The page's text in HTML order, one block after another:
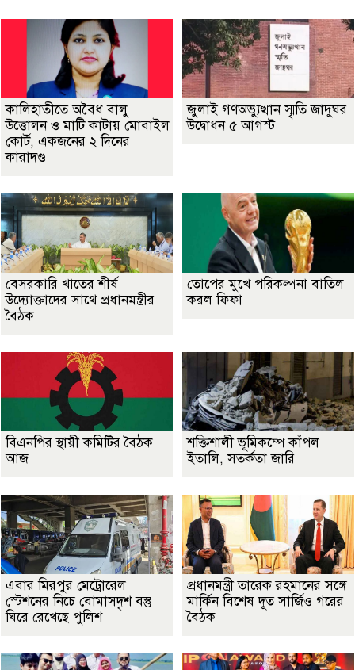
কালিহাতীতে অবৈধ বালু
উত্তোলন ও মাটি কাটায় মোবাইল
কোর্ট, একজনের ২ দিনের
কারাদণ্ড
জুলাই গণঅভ্যুত্থান স্মৃতি জাদুঘর
উদ্বোধন ৫ আগস্ট
বেসরকারি খাতের শীর্ষ
উদ্যোক্তাদের সাথে প্রধানমন্ত্রীর
বৈঠক
তোপের মুখে পরিকল্পনা বাতিল
করল ফিফা
বিএনপির স্থায়ী কমিটির বৈঠক
আজ
শক্তিশালী ভূমিকম্পে কাঁপল
ইতালি, সতর্কতা জারি
এবার মিরপুর মেট্রোরেল
স্টেশনের নিচে বোমাসদৃশ বস্তু
ঘিরে রেখেছে পুলিশ
প্রধানমন্ত্রী তারেক রহমানের সঙ্গে
মার্কিন বিশেষ দূত সার্জিও গরের
বৈঠক